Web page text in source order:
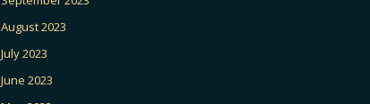
August 2023
July 2023
June 2023